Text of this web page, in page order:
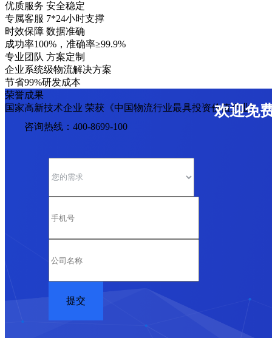
优质服务 安全稳定
专属客服 7*24小时支撑
时效保障 数据准确
成功率100%，准确率≥99.9%
专业团队 方案定制
企业系统级物流解决方案
节省99%研发成本
荣誉成果
国家高新技术企业 荣获《中国物流行业最具投资价值企业》
欢迎免
咨询热线：400-8699-100